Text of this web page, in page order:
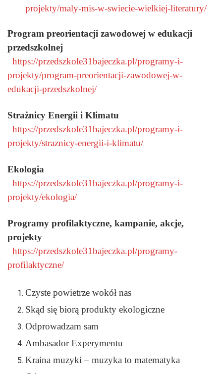
projekty/maly-mis-w-swiecie-wielkiej-literatury/
Program preorientacji zawodowej w edukacji
przedszkolnej
https://przedszkole31bajeczka.pl/programy-i-
projekty/program-preorientacji-zawodowej-w-
edukacji-przedszkolnej/
Strażnicy Energii i Klimatu
https://przedszkole31bajeczka.pl/programy-i-
projekty/straznicy-energii-i-klimatu/
Ekologia
https://przedszkole31bajeczka.pl/programy-i-
projekty/ekologia/
Programy profilaktyczne, kampanie, akcje,
projekty
https://przedszkole31bajeczka.pl/programy-
profilaktyczne/
Czyste powietrze wokół nas
Skąd się biorą produkty ekologiczne
Odprowadzam sam
Ambasador Experymentu
Kraina muzyki – muzyka to matematyka